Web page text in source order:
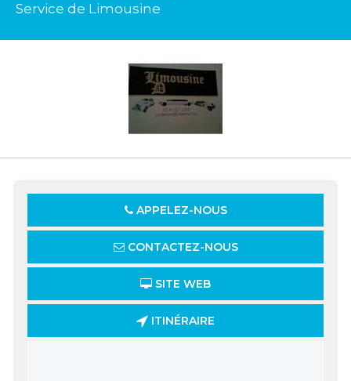
Service de Limousine
APPELEZ-NOUS
CONTACTEZ-NOUS
SITE WEB
ITINÉRAIRE